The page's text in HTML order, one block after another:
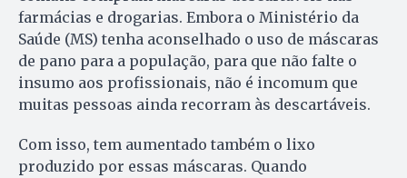
farmácias e drogarias. Embora o Ministério da
Saúde (MS) tenha aconselhado o uso de máscaras
de pano para a população, para que não falte o
insumo aos profissionais, não é incomum que
muitas pessoas ainda recorram às descartáveis.
Com isso, tem aumentado também o lixo
produzido por essas máscaras. Quando